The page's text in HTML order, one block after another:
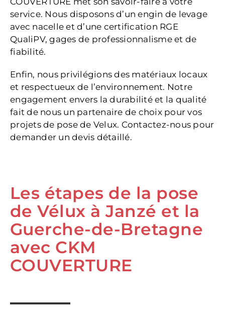
service. Nous disposons d’un engin de levage
avec nacelle et d’une certification RGE
QualiPV, gages de professionnalisme et de
fiabilité.
Enfin, nous privilégions des matériaux locaux
et respectueux de l’environnement. Notre
engagement envers la durabilité et la qualité
fait de nous un partenaire de choix pour vos
projets de pose de Velux. Contactez-nous pour
demander un devis détaillé.
Les étapes de la pose
de Vélux à Janzé et la
Guerche-de-Bretagne
avec CKM
COUVERTURE